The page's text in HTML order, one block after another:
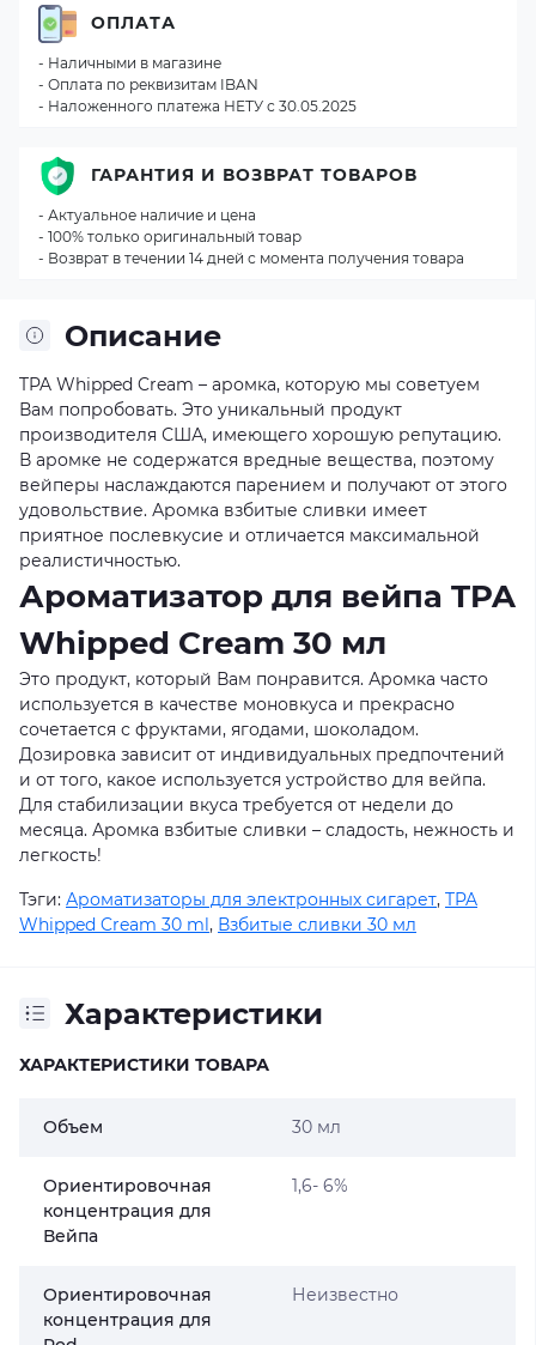
Описание
TPA Whipped Cream – аромка, которую мы советуем
Вам попробовать. Это уникальный продукт
производителя США, имеющего хорошую репутацию.
В аромке не содержатся вредные вещества, поэтому
вейперы наслаждаются парением и получают от этого
удовольствие. Аромка взбитые сливки имеет
приятное послевкусие и отличается максимальной
реалистичностью.
Ароматизатор для вейпа TPA
Whipped Cream 30 мл
Это продукт, который Вам понравится. Аромка часто
используется в качестве моновкуса и прекрасно
сочетается с фруктами, ягодами, шоколадом.
Дозировка зависит от индивидуальных предпочтений
и от того, какое используется устройство для вейпа.
Для стабилизации вкуса требуется от недели до
месяца. Аромка взбитые сливки – сладость, нежность и
легкость!
Тэги: Ароматизаторы для электронных сигарет, TPA
Whipped Cream 30 ml, Взбитые сливки 30 мл
Характеристики
ХАРАКТЕРИСТИКИ ТОВАРА
Объем 30 мл
Ориентировочная
концентрация для
Вейпа
1,6- 6%
Ориентировочная
концентрация для
Неизвестно
ОПЛАТА
- Наличными в магазине
- Оплата по реквизитам IBAN
- Наложенного платежа НЕТУ с 30.05.2025
ГАРАНТИЯ И ВОЗВРАТ ТОВАРОВ
- Актуальное наличие и цена
- 100% только оригинальный товар
- Возврат в течении 14 дней с момента получения товара